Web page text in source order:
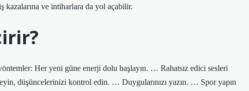
kazalarına ve intiharlara da yol açabilir.
Her yeni güne enerji dolu başlayın. … Rahatsız edici sesleri
düşüncelerinizi kontrol edin. … Duygularınızı yazın. … Spor yapın